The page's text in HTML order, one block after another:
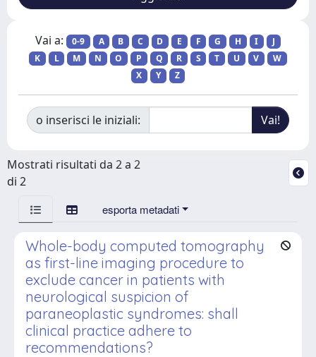
Vai a: 0-9 A B C D E F G H I
J
K
L M N O P Q R S T U V
W
X
Y Z
o inserisci le iniziali:
Mostrati risultati da 2 a 2
di 2
esporta metadati
Whole-body computed tomography
as first-line imaging procedure to
exclude cancer in patients with
neurological suspicion of
paraneoplastic syndromes: shall
clinical practice adhere to
recommendations?